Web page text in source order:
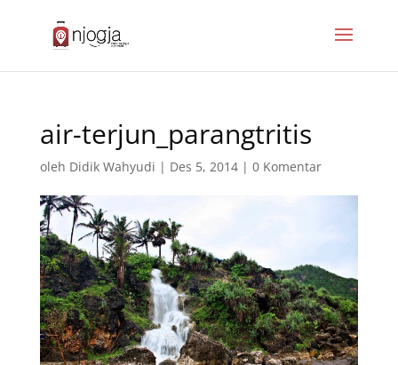
air-terjun_parangtritis
oleh Didik Wahyudi | Des 5, 2014| 0 Komentar